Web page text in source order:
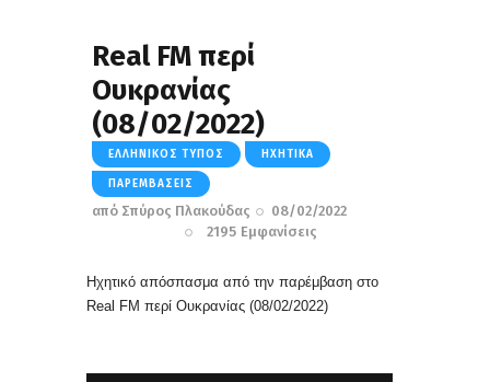
Real FM περί
Ουκρανίας
(08/02/2022)
ΕΛΛΗΝΙΚΌΣ ΤΎΠΟΣ ΗΧΗΤΙΚΆ
ΠΑΡΕΜΒΆΣΕΙΣ
από Σπύρος Πλακούδας
08/02/2022
2195 Εμφανίσεις
Ηχητικό απόσπασμα από την παρέμβαση στο
Real FM περί Ουκρανίας (08/02/2022)